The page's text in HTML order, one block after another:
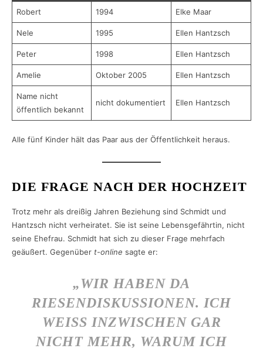
Robert 1994 Elke Maar
Nele 1995 Ellen Hantzsch
Peter 1998 Ellen Hantzsch
Amelie Oktober 2005 Ellen Hantzsch
Name nicht
öffentlich bekannt
nicht dokumentiert Ellen Hantzsch
Alle fünf Kinder hält das Paar aus der Öffentlichkeit heraus.
DIE FRAGE NACH DER HOCHZEIT
Trotz mehr als dreißig Jahren Beziehung sind Schmidt und
Hantzsch nicht verheiratet. Sie ist seine Lebensgefährtin, nicht
seine Ehefrau. Schmidt hat sich zu dieser Frage mehrfach
geäußert. Gegenüber t-online sagte er:
„WIR HABEN DA
RIESENDISKUSSIONEN. ICH
WEISS INZWISCHEN GAR N
ICHT MEHR, WARUM ICH N